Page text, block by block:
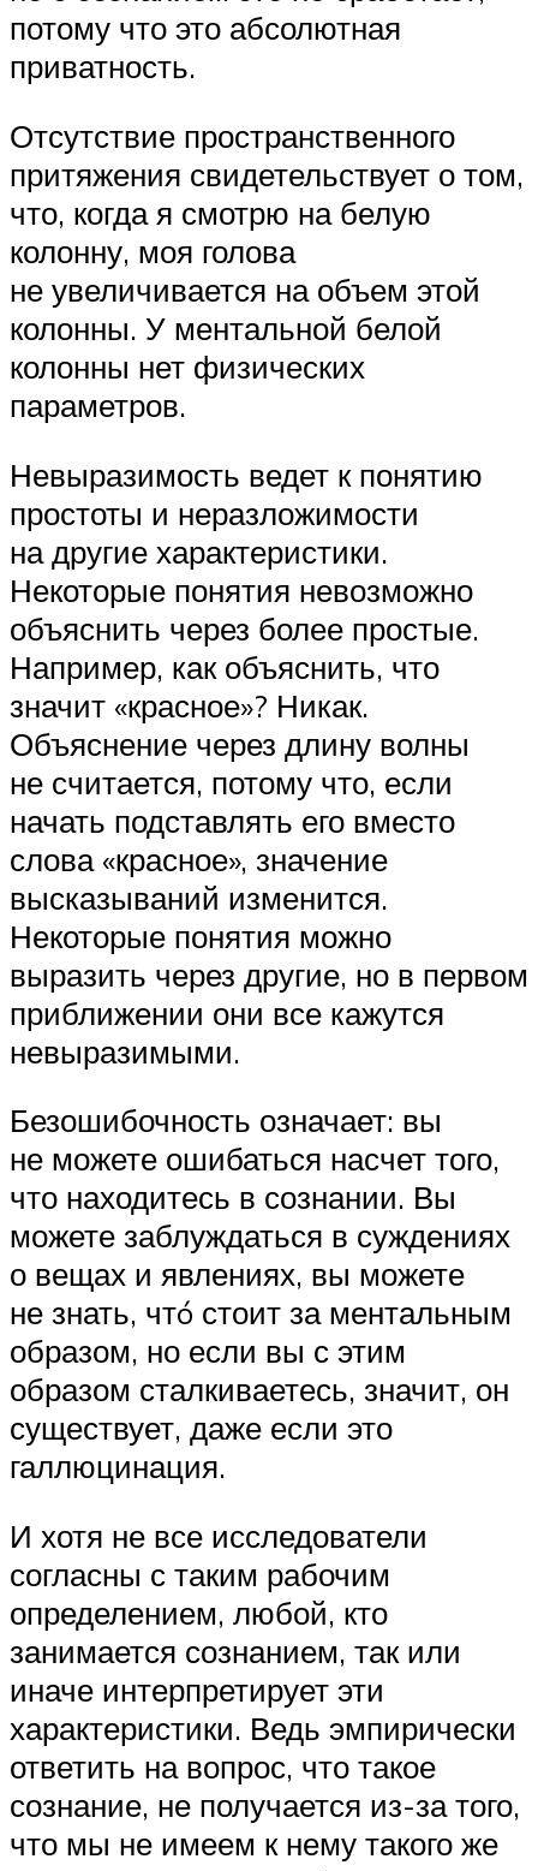
потому что это абсолютная
приватность.
Отсутствие пространственного
притяжения свидетельствует о том,
что, когда я смотрю на белую
колонну, моя голова
не увеличивается на объем этой
колонны. У ментальной белой
колонны нет физических
параметров.
Невыразимость ведет к понятию
простоты и неразложимости
на другие характеристики.
Некоторые понятия невозможно
объяснить через более простые.
Например, как объяснить, что
значит «красное»? Никак.
Объяснение через длину волны
не считается, потому что, если
начать подставлять его вместо
слова «красное», значение
высказываний изменится.
Некоторые понятия можно
выразить через другие, но в первом
приближении они все кажутся
невыразимыми.
Безошибочность означает: вы
не можете ошибаться насчет того,
что находитесь в сознании. Вы
можете заблуждаться в суждениях
о вещах и явлениях, вы можете
не знать, чтó стоит за ментальным
образом, но если вы с этим
образом сталкиваетесь, значит, он
существует, даже если это
галлюцинация.
И хотя не все исследователи
согласны с таким рабочим
определением, любой, кто
занимается сознанием, так или
иначе интерпретирует эти
характеристики. Ведь эмпирически
ответить на вопрос, что такое
сознание, не получается из-за того,
что мы не имеем к нему такого же